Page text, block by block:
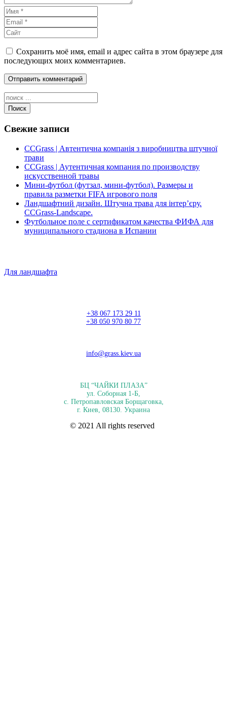
Сохранить моё имя, email и адрес сайта в этом браузере для
последующих моих комментариев.
Поиск
Свежие записи
CCGrass | Автентична компанія з виробництва штучної
трави
CCGrass | Аутентичная компания по производству
искусственной травы
Мини-футбол (футзал, мини-футбол). Размеры и
правила разметки FIFA игрового поля
Ландшафтний дизайн. Штучна трава для інтер’єру.
CCGrass-Landscape.
Футбольное поле с сертификатом качества ФИФА для
муниципального стадиона в Испании
Для ландшафта
+38 067 173 29 11
+38 050 970 80 77
info@grass.kiev.ua
БЦ “ЧАЙКИ ПЛАЗА”
ул. Соборная 1-Б,
с. Петропавловская Борщаговка,
г. Киев, 08130. Украина
© 2021 All rights reserved